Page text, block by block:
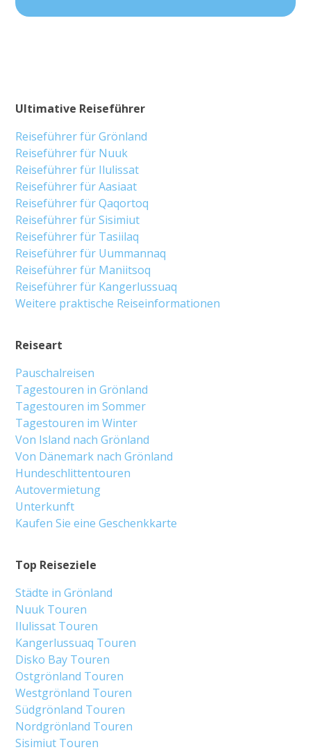
Top Reiseziele
Städte in Grönland
Nuuk Touren
Ilulissat Touren
Kangerlussuaq Touren
Disko Bay Touren
Ostgrönland Touren
Westgrönland Touren
Südgrönland Touren
Nordgrönland Touren
Sisimiut Touren
Reiseart
Pauschalreisen
Tagestouren in Grönland
Tagestouren im Sommer
Tagestouren im Winter
Von Island nach Grönland
Von Dänemark nach Grönland
Hundeschlittentouren
Autovermietung
Unterkunft
Kaufen Sie eine Geschenkkarte
Ultimative Reiseführer
Reiseführer für Grönland
Reiseführer für Nuuk
Reiseführer für Ilulissat
Reiseführer für Aasiaat
Reiseführer für Qaqortoq
Reiseführer für Sisimiut
Reiseführer für Tasiilaq
Reiseführer für Uummannaq
Reiseführer für Maniitsoq
Reiseführer für Kangerlussuaq
Weitere praktische Reiseinformationen